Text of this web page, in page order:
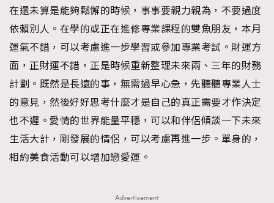
在還未算是能夠鬆懈的時候，事事要親力親為，不要過度
依賴別人。在學的或正在進修專業課程的雙魚朋友，本月
運氣不錯，可以考慮進一步學習或參加專業考試。財運方
面，正財運不錯，正是時候重新整理未來兩、三年的財務
計劃。既然是長遠的事，無需過早心急，先聽聽專業人士
的意見，然後好好思考什麼才是自己的真正需要才作決定
也不遲。愛情的世界能量平穩，可以和伴侶傾談一下未來
生活大計，剛發展的情侶，可以考慮再進一步。單身的，
相約美食活動可以增加戀愛運。
Advertisement